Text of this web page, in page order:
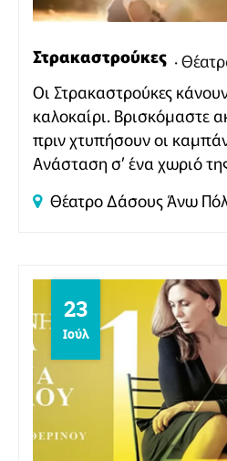
Στρακαστρούκες
Οι Στρακαστρούκες
καλοκαίρι. Βρισκόμαστε
πριν χτυπήσουν οι
Ανάσταση σ’ ένα χωριό
Θέατρο ΔάσουςΆνω
23
Ιούλ